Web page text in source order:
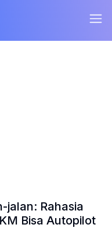
jalan: Rahasia
Bisa Autopilot